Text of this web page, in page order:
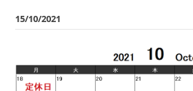
15/10/2021